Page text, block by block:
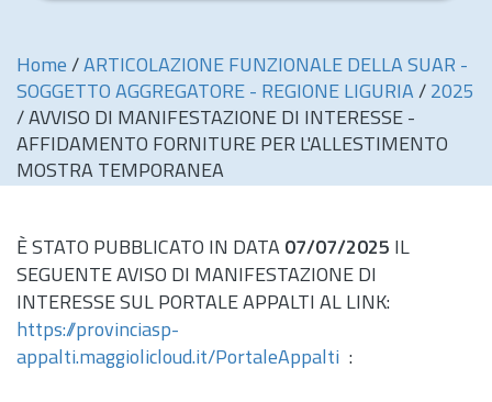
Home / ARTICOLAZIONE FUNZIONALE DELLA SUAR -
SOGGETTO AGGREGATORE - REGIONE LIGURIA / 2025
/ AVVISO DI MANIFESTAZIONE DI INTERESSE -
AFFIDAMENTO FORNITURE PER L'ALLESTIMENTO
MOSTRA TEMPORANEA
È STATO PUBBLICATO IN DATA 07/07/2025 IL
SEGUENTE AVISO DI MANIFESTAZIONE DI
INTERESSE SUL PORTALE APPALTI AL LINK:
https://provinciasp-
appalti.maggiolicloud.it/PortaleAppalti :